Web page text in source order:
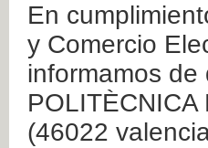
En
y Comercio
informamos de
(46022